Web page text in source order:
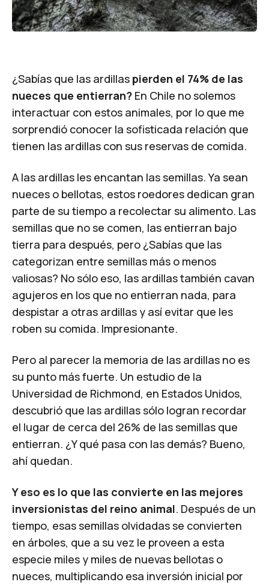
¿Sabías que las ardillas pierden el 74% de las
nueces que entierran? En Chile no solemos
interactuar con estos animales, por lo que me
sorprendió conocer la sofisticada relación que
tienen las ardillas con sus reservas de comida.
A las ardillas les encantan las semillas. Ya sean
nueces o bellotas, estos roedores dedican gran
parte de su tiempo a recolectar su alimento. Las
semillas que no se comen, las entierran bajo
tierra para después, pero ¿Sabías que las
categorizan entre semillas más o menos
valiosas? No sólo eso, las ardillas también cavan
agujeros en los que no entierran nada, para
despistar a otras ardillas y así evitar que les
roben su comida. Impresionante.
Pero al parecer la memoria de las ardillas no es
su punto más fuerte. Un estudio de la
Universidad de Richmond, en Estados Unidos,
descubrió que las ardillas sólo logran recordar
el lugar de cerca del 26% de las semillas que
entierran. ¿Y qué pasa con las demás? Bueno,
ahí quedan.
Y eso es lo que las convierte en las mejores
inversionistas del reino animal. Después de un
tiempo, esas semillas olvidadas se convierten
en árboles, que a su vez le proveen a esta
especie miles y miles de nuevas bellotas o
nueces, multiplicando esa inversión inicial por